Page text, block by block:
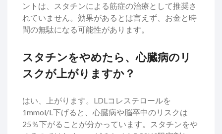
ントは、スタチンによる筋症の治療として推奨さ
れていません。効果があるとは言えず、お金と時
間の無駄になる可能性があります。
スタチンをやめたら、心臓病のリ
スクが上がりますか？
はい、上がります。LDLコレステロールを
1mmol/L下げると、心臓病や脳卒中のリスクは
25％下がることが分かっています。スタチンをや